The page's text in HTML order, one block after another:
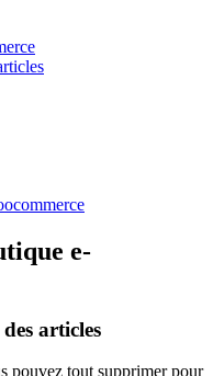
e-
articles
pouvez tout supprimer pour